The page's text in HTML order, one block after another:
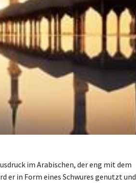
im Arabischen, der eng mit dem
er in Form eines Schwures genutzt und